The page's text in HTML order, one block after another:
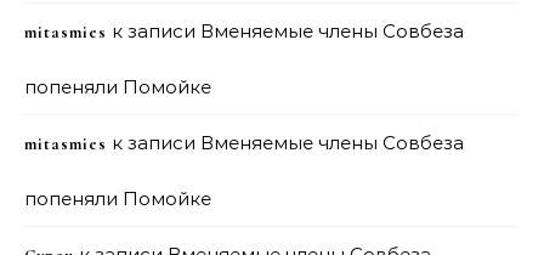
mitasmies к записи Вменяемые члены Совбеза
попеняли Помойке
mitasmies к записи Вменяемые члены Совбеза
попеняли Помойке